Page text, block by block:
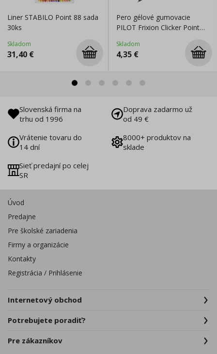
Liner STABILO Point 88 sada
30ks
Skladom
31,40 €
Pero gélové gumovacie
PILOT Frixion Clicker Point
Skladom
4,35 €
Slovenská firma na
trhu od 1996
Doprava zadarmo už
od 49 €
Vrátenie tovaru do
14 dní
8000+ produktov na
sklade
Sieť predajní po celej
SR
Úvod
Predajne
Pre školské zariadenia
Firmy a organizácie
Kontakty
Registrácia / Prihlásenie
Internetový obchod
Potrebujete poradiť?
Pre zákazníkov